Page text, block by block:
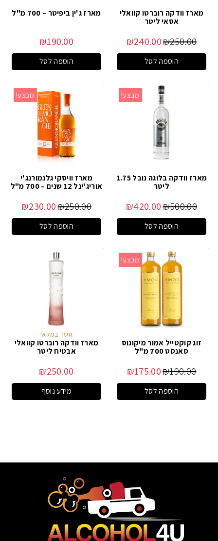
מארז וודקה רוברטו קוואלי
אסאי ליטר
₪250.00
₪240.00
הוספה לסל
מארז ג'ין ביפיטר – 700 מ"ל
₪190.00
הוספה לסל
מבצע!
מארז וודקה בלוגה נובל 1.75
ליטר
₪500.00
₪420.00
הוספה לסל
מבצע!
מארז וויסקי גלנמורנג'י
אוריג'ינל 12 שנים – 700 מ"ל
₪250.00
₪230.00
הוספה לסל
מבצע!
זוג קוקטייל אמור מיקונוס
סאנסט 700 מ"ל
₪190.00
₪175.00
הוספה לסל
חסר במלאי
מארז וודקה רוברטו קוואלי
אבטיח ליטר
₪250.00
מידע נוסף